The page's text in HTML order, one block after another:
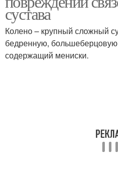
сустава
Колено – крупный сложный
бедренную, большеберцовую
содержащий мениски.